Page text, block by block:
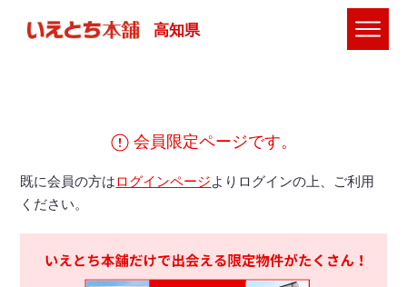
高知県
会員限定ページです。
既に会員の方はログインページよりログインの上、ご利用
ください。